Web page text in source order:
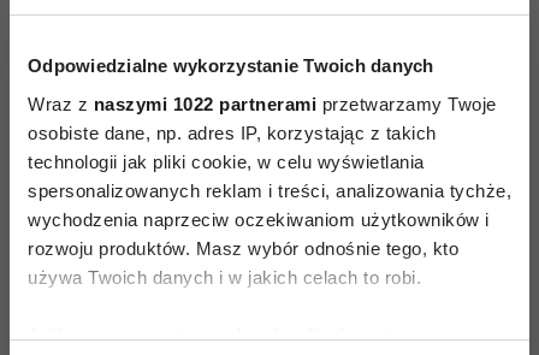
Odpowiedzialne wykorzystanie Twoich danych
Wraz z naszymi 1022 partnerami przetwarzamy Twoje
osobiste dane, np. adres IP, korzystając z takich
technologii jak pliki cookie, w celu wyświetlania
spersonalizowanych reklam i treści, analizowania tychże,
wychodzenia naprzeciw oczekiwaniom użytkowników i
rozwoju produktów. Masz wybór odnośnie tego, kto
używa Twoich danych i w jakich celach to robi.
Jeśli wyrazisz na to zgodę, chcielibyśmy również:
której ta zapiekanka nabiera nowego wymiaru.
4 porcje
przygotowanie 12 minut
pieczenie 50 minut
Składniki:
2 kawałki imbiru (po 6 cm, łącznie 80 g)